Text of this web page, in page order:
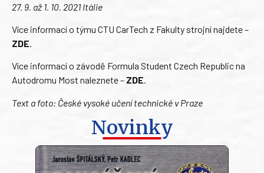
27. 9. až 1. 10. 2021 Itálie
Více informací o týmu CTU CarTech z Fakulty strojní najdete –
ZDE.
Více informací o závodě Formula Student Czech Republic na
Autodromu Most naleznete – ZDE.
Text a foto: České vysoké učení technické v Praze
Novinky